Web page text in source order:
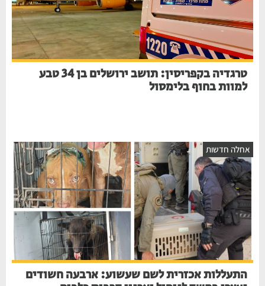
טרגדיה בקפריסין: תושב ירושלים בן 34 טבע
למוות בחוף בלימסול
אחלה חדשות
התעללות אכזרית לשם שעשוע: ארבעה חשודים